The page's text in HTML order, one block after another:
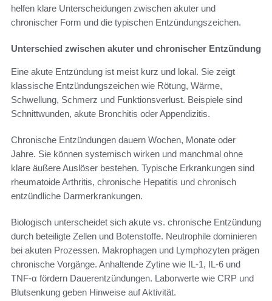
helfen klare Unterscheidungen zwischen akuter und
chronischer Form und die typischen Entzündungszeichen.
Unterschied zwischen akuter und chronischer Entzündung
Eine akute Entzündung ist meist kurz und lokal. Sie zeigt
klassische Entzündungszeichen wie Rötung, Wärme,
Schwellung, Schmerz und Funktionsverlust. Beispiele sind
Schnittwunden, akute Bronchitis oder Appendizitis.
Chronische Entzündungen dauern Wochen, Monate oder
Jahre. Sie können systemisch wirken und manchmal ohne
klare äußere Auslöser bestehen. Typische Erkrankungen sind
rheumatoide Arthritis, chronische Hepatitis und chronisch
entzündliche Darmerkrankungen.
Biologisch unterscheidet sich akute vs. chronische Entzündung
durch beteiligte Zellen und Botenstoffe. Neutrophile dominieren
bei akuten Prozessen. Makrophagen und Lymphozyten prägen
chronische Vorgänge. Anhaltende Zytine wie IL-1, IL-6 und
TNF-α fördern Dauerentzündungen. Laborwerte wie CRP und
Blutsenkung geben Hinweise auf Aktivität.